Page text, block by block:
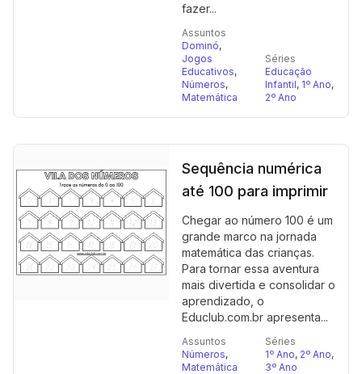
fazer...
Assuntos
Dominó,
Jogos
Educativos,
Números,
Matemática
Séries
Educação
Infantil, 1º Ano,
2º Ano
Sequência numérica
até 100 para imprimir
Chegar ao número 100 é um
grande marco na jornada
matemática das crianças.
Para tornar essa aventura
mais divertida e consolidar o
aprendizado, o
Educlub.com.br apresenta...
Assuntos
Números,
Matemática
Séries
1º Ano, 2º Ano,
3º Ano